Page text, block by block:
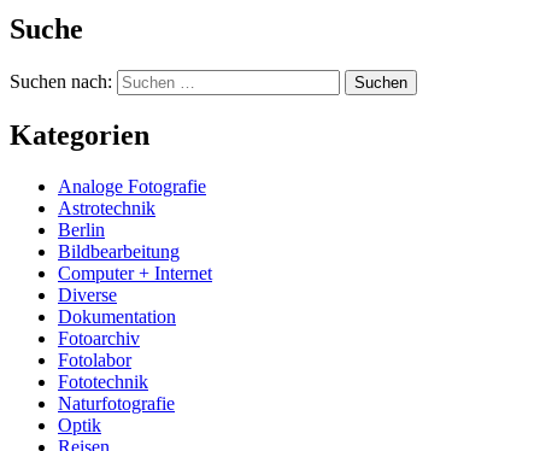
Suche
Suchen nach:
Kategorien
Analoge Fotografie
Astrotechnik
Berlin
Bildbearbeitung
Computer + Internet
Diverse
Dokumentation
Fotoarchiv
Fotolabor
Fototechnik
Naturfotografie
Optik
Reisen